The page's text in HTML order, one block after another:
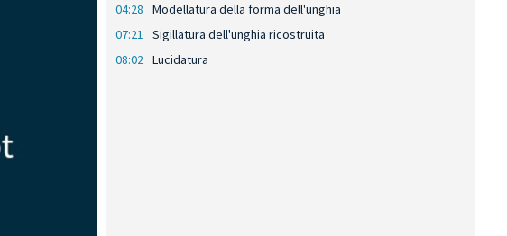
04:28
Modellatura della forma dell'unghia
07:21
Sigillatura dell'unghia ricostruita
08:02 Lucidatura